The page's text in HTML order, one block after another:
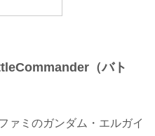
（バト
ァミのガンダム・エルガイ